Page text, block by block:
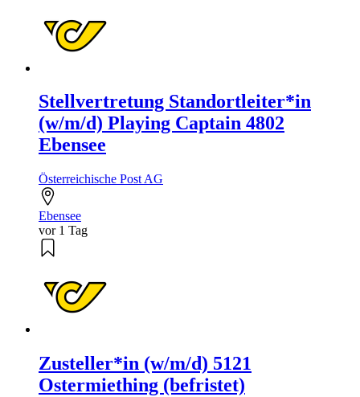
Stellvertretung Standortleiter*in
(w/m/d) Playing Captain 4802
Ebensee
Österreichische Post AG
Ebensee
vor 1 Tag
Zusteller*in (w/m/d) 5121
Ostermiething (befristet)